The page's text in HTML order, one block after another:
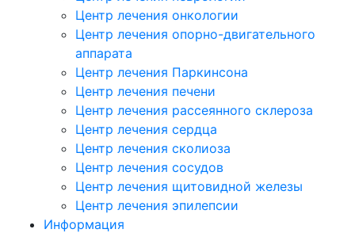
Центр лечения онкологии
Центр лечения опорно-двигательного
аппарата
Центр лечения Паркинсона
Центр лечения печени
Центр лечения рассеянного склероза
Центр лечения сердца
Центр лечения сколиоза
Центр лечения сосудов
Центр лечения щитовидной железы
Центр лечения эпилепсии
Информация